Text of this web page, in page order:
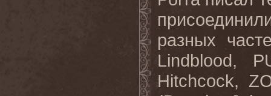
разных
Lindblood,
Hitchcock,